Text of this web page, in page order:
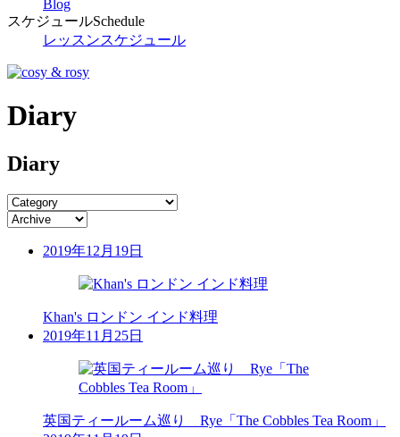
Blog
スケジュールSchedule
レッスンスケジュール
Diary
Diary
2019年12月19日
Khan's ロンドン インド料理
2019年11月25日
英国ティールーム巡り Rye「The Cobbles Tea Room」